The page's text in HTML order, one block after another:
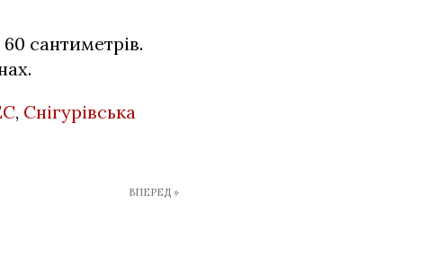
сантиметрів.
, Снігурівська
ВПЕРЕД »